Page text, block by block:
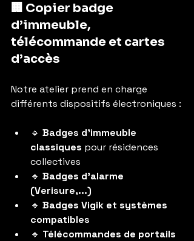
🏢 Copier badge
d’immeuble,
télécommande et cartes
d’accès
Notre atelier prend en charge
différents dispositifs électroniques :
🔹 Badges d’immeuble
classiques pour résidences
collectives
🔹 Badges d’alarme
(Verisure,...)
🔹 Badges Vigik et systèmes
compatibles
🔹 Télécommandes de portails